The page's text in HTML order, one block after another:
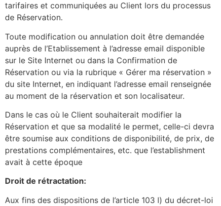
tarifaires et communiquées au Client lors du processus
de Réservation.
Toute modification ou annulation doit être demandée
auprès de l’Etablissement à l’adresse email disponible
sur le Site Internet ou dans la Confirmation de
Réservation ou via la rubrique « Gérer ma réservation »
du site Internet, en indiquant l’adresse email renseignée
au moment de la réservation et son localisateur.
Dans le cas où le Client souhaiterait modifier la
Réservation et que sa modalité le permet, celle-ci devra
être soumise aux conditions de disponibilité, de prix, de
prestations complémentaires, etc. que l’establishment
avait à cette époque
Droit de rétractation:
Aux fins des dispositions de l’article 103 l) du décret-loi